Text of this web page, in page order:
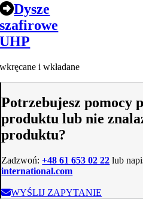
Dysze
szafirowe
UHP
wkręcane i wkładane
Potrzebujesz pomocy
produktu lub nie
produktu?
Zadzwoń:+48 61 653 02 22 lub
international.com
WYŚLIJ ZAPYTANIE